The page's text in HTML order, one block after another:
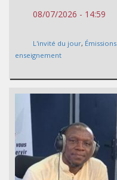
08/07/2026 - 14:59
L'invité du jour, Émissions
enseignement